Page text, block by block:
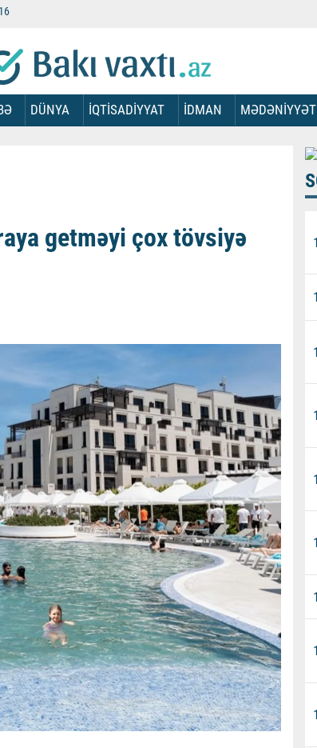
DÜNYA İQTİSADİYYAT İDMAN MƏDƏNİYYƏT
getməyi çox tövsiyə